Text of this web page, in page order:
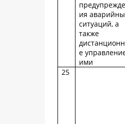
ия
ситуаций, а
также
е
ими
25